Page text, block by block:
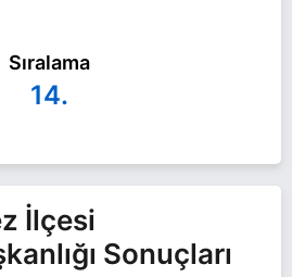
Sıralama
14.
İlçesi
Sonuçları